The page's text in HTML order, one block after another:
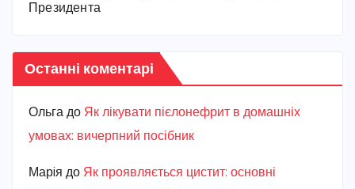
Президента
Останні коментарі
Ольга до Як лікувати пієлонефрит в домашніх
умовах: вичерпний посібник
Марiя до Як проявляється цистит: основні